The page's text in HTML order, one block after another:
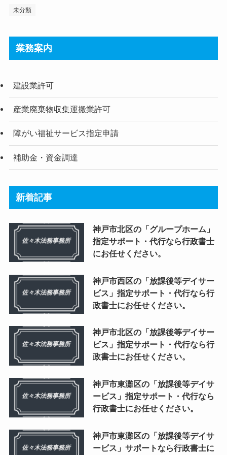
未分類
業務案内
建設業許可
産業廃棄物収集運搬業許可
障がい福祉サービス指定申請
補助金・資金調達
新着記事
神戸市北区の「グループホーム」
指定サポート・代行なら行政書士
にお任せください。
神戸市西区の「放課後等デイサー
ビス」指定サポート・代行なら行
政書士にお任せください。
神戸市北区の「放課後等デイサー
ビス」指定サポート・代行なら行
政書士にお任せください。
神戸市東灘区の「放課後等デイサ
ービス」指定サポート・代行なら
行政書士にお任せください。
神戸市東灘区の「放課後等デイサ
ービス」サポートなら行政書士に